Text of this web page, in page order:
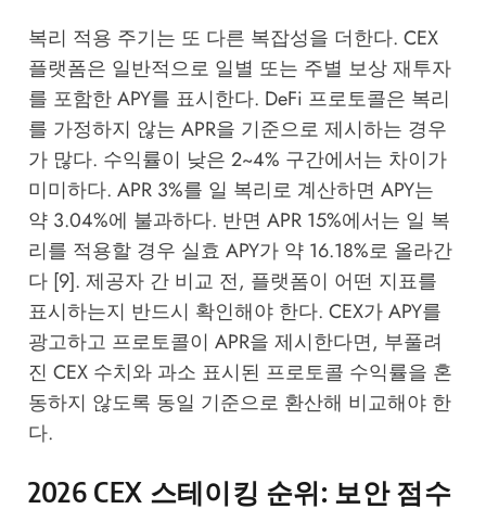
복리 적용 주기는 또 다른 복잡성을 더한다. CEX
플랫폼은 일반적으로 일별 또는 주별 보상 재투자
를 포함한 APY를 표시한다. DeFi 프로토콜은 복리
를 가정하지 않는 APR을 기준으로 제시하는 경우
가 많다. 수익률이 낮은 2~4% 구간에서는 차이가
미미하다. APR 3%를 일 복리로 계산하면 APY는
약 3.04%에 불과하다. 반면 APR 15%에서는 일 복
리를 적용할 경우 실효 APY가 약 16.18%로 올라간
다 [9]. 제공자 간 비교 전, 플랫폼이 어떤 지표를
표시하는지 반드시 확인해야 한다. CEX가 APY를
광고하고 프로토콜이 APR을 제시한다면, 부풀려
진 CEX 수치와 과소 표시된 프로토콜 수익률을 혼
동하지 않도록 동일 기준으로 환산해 비교해야 한
다.
2026 CEX 스테이킹 순위: 보안 점수